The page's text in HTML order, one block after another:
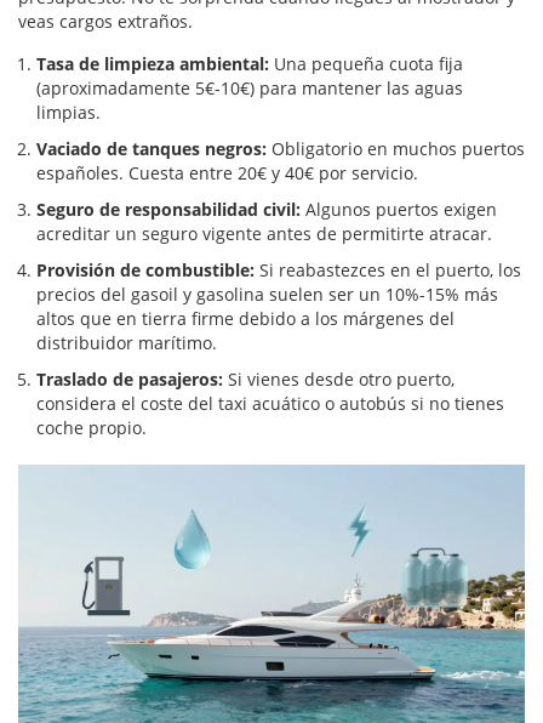
veas cargos extraños.
Tasa de limpieza ambiental: Una pequeña cuota fija
(aproximadamente 5€-10€) para mantener las aguas
limpias.
Vaciado de tanques negros: Obligatorio en muchos puertos
españoles. Cuesta entre 20€ y 40€ por servicio.
Seguro de responsabilidad civil: Algunos puertos exigen
acreditar un seguro vigente antes de permitirte atracar.
Provisión de combustible: Si reabastezces en el puerto, los
precios del gasoil y gasolina suelen ser un 10%-15% más
altos que en tierra firme debido a los márgenes del
distribuidor marítimo.
Traslado de pasajeros: Si vienes desde otro puerto,
considera el coste del taxi acuático o autobús si no tienes
coche propio.